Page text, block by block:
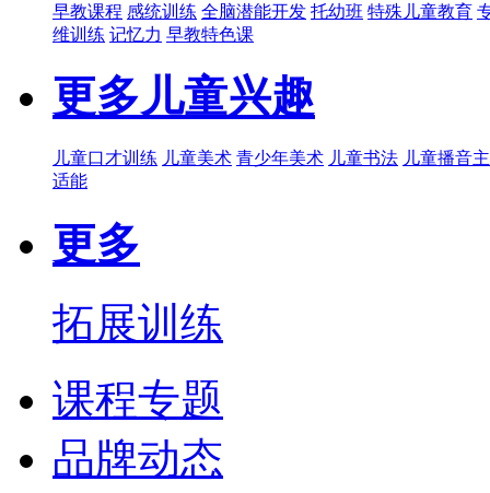
早教课程 感统训练 全脑潜能开发 托幼班 特殊儿童教育
维训练 记忆力 早教特色课
更多儿童兴趣
儿童口才训练 儿童美术 青少年美术 儿童书法 儿童播音
适能
更多
拓展训练
课程专题
品牌动态